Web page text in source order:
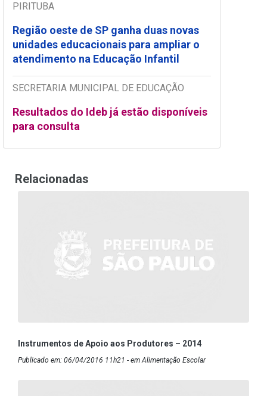
PIRITUBA
Região oeste de SP ganha duas novas
unidades educacionais para ampliar o
atendimento na Educação Infantil
SECRETARIA MUNICIPAL DE EDUCAÇÃO
Resultados do Ideb já estão disponíveis
para consulta
Relacionadas
Instrumentos de Apoio aos Produtores – 2014
Publicado em: 06/04/2016 11h21 - em Alimentação Escolar